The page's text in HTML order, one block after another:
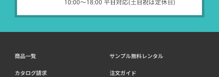
商品一覧 サンプル無料レンタル
カタログ請求 注文ガイド